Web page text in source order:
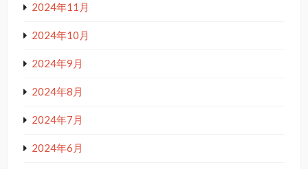
2024年11月
2024年10月
2024年9月
2024年8月
2024年7月
2024年6月